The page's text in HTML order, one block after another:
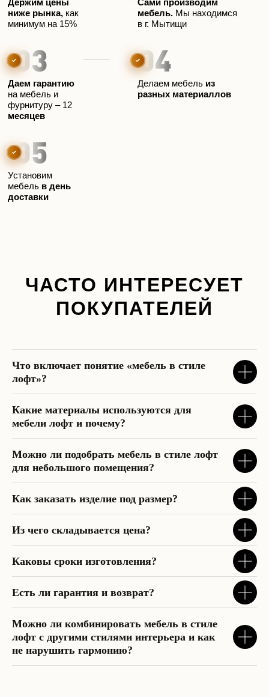
Держим цены
ниже рынка, как
минимум на 15%
Сами производим
мебель.Мы находимся
в г. Мытищи
Даем гарантию
на мебель и
фурнитуру – 12
месяцев
Делаем мебель из
разных материаллов
Установим
мебель в день
доставки
ЧАСТО ИНТЕРЕСУЕТ
ПОКУПАТЕЛЕЙ
Что включает понятие «мебель в стиле
лофт»?
Какие материалы используются для
мебели лофт и почему?
Можно ли подобрать мебель в стиле лофт
для небольшого помещения?
Как заказать изделие под размер?
Из чего складывается цена?
Каковы сроки изготовления?
Есть ли гарантия и возврат?
Можно ли комбинировать мебель в стиле
лофт с другими стилями интерьера и как
не нарушить гармонию?
+7 495 128-86-26
Наши мессенджеры
zakaz@bocelli.ru
17
Будни: 10:00 - 19:00
Суббота: 10:00 - 15:00
Воскресенье: выходной
Реквизиты:
ИП Егорова А. В.
ИНН 770401934763
ОГРНИП 319508100157862